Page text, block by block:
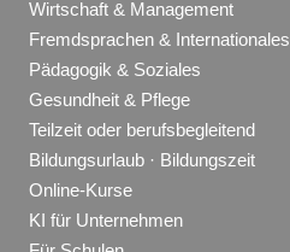
Wirtschaft & Management
Fremdsprachen & Internationales
Pädagogik & Soziales
Gesundheit & Pflege
Teilzeit oder berufsbegleitend
Bildungsurlaub · Bildungszeit
Online-Kurse
KI für Unternehmen